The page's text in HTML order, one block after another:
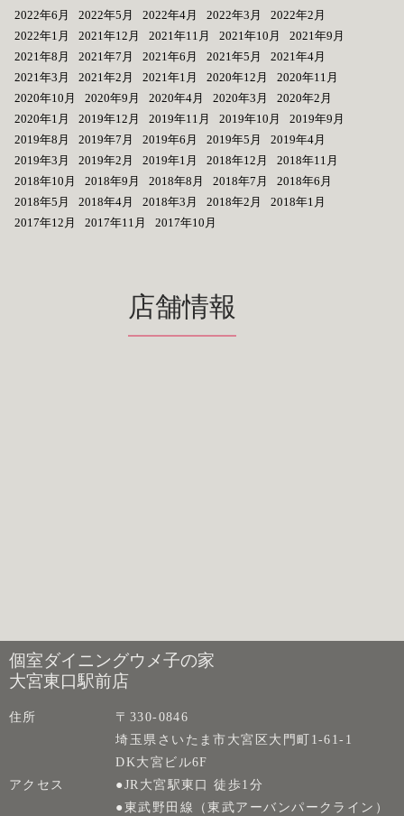
2022年6月
2022年5月 2022年4月 2022年3月
2022年2月
2022年1月
2021年12月 2021年11月 2021年10月
2021年9月
2021年8月
2021年7月 2021年6月 2021年5月
2021年4月
2021年3月
2021年2月 2021年1月 2020年12月
2020年11月
2020年10月
2020年9月 2020年4月 2020年3月
2020年2月
2020年1月
2019年12月 2019年11月 2019年10月
2019年9月
2019年8月
2019年7月 2019年6月 2019年5月
2019年4月
2019年3月
2019年2月 2019年1月 2018年12月
2018年11月
2018年10月
2018年9月 2018年8月 2018年7月
2018年6月
2018年5月
2018年4月 2018年3月 2018年2月
2018年1月
2017年12月
2017年11月 2017年10月
店舗情報
個室ダイニングウメ子の家
大宮東口駅前店
住所
〒330-0846
埼玉県さいたま市大宮区大門町1-61-1
DK大宮ビル6F
アクセス
●JR大宮駅東口 徒歩1分
●東武野田線（東武アーバンパークライン）